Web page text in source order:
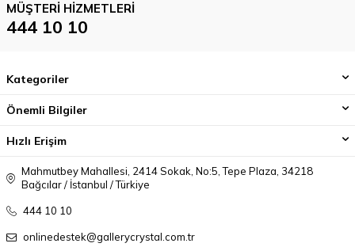
MÜŞTERI HIZMETLERI
444 10 10
Kategoriler
Önemli Bilgiler
Hızlı Erişim
Mahmutbey Mahallesi, 2414 Sokak, No:5, Tepe Plaza, 34218
Bağcılar / İstanbul / Türkiye
444 10 10
onlinedestek@gallerycrystal.com.tr